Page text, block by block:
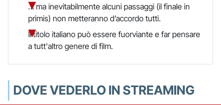
… ma inevitabilmente alcuni passaggi (il finale in
primis) non metteranno d’accordo tutti.
Il titolo italiano può essere fuorviante e far pensare
a tutt'altro genere di film.
DOVE VEDERLO IN STREAMING